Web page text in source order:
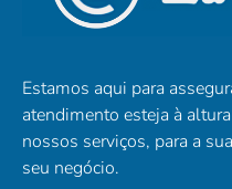
Estamos aqui para
atendimento esteja à
nossos serviços, para a
seu negócio.